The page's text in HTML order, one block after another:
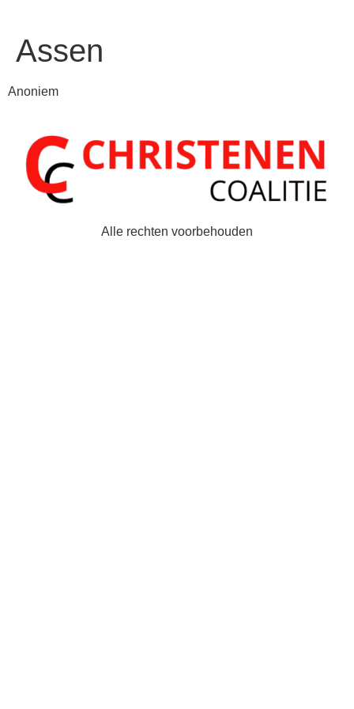
Assen
Anoniem
Alle rechten voorbehouden